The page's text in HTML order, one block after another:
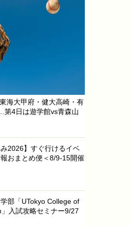
海大甲府・健大高崎・有
第4日は遊学館vs青森山
み2026】すぐ行けるイベ
おまとめ便＜8/9-15開催
部「UTokyo College of
」入試攻略セミナー9/27